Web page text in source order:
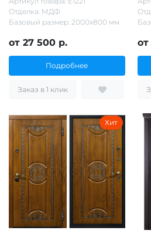
Отделка: МДФ
Базовый размер: 2000х800 мм
от 27 500 р.
Подробнее
Заказ в 1 клик
Хит